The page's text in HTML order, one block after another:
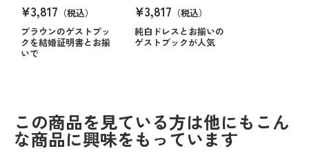
¥3,817 （税込）
ブラウンのゲストブッ
クを結婚証明書とお揃
いで
¥3,817 （税込）
純白ドレスとお揃いの
ゲストブックが人気
この商品を見ている方は他にもこん
な商品に興味をもっています